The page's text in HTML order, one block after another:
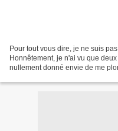
Pour tout vous dire, je ne suis
Honnêtement, je n'ai vu que
nullement donné envie de me